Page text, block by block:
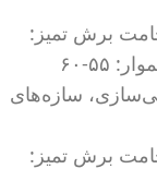
برش تمیز:
۴۰-۴۵ میلی‌متر، حداکثر ضخامت برش ناهموار: ۵۵-۶۰
سازه‌های
برش تمیز: